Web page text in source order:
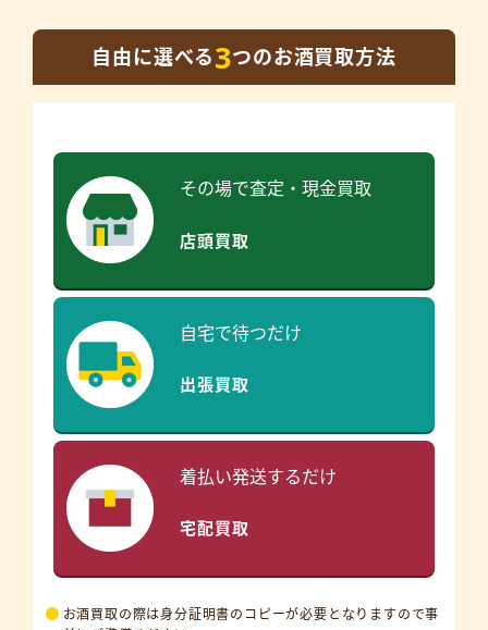
自由に選べる3つのお酒買取方法
その場で査定・現金買取
店頭買取
自宅で待つだけ
出張買取
着払い発送するだけ
宅配買取
お酒買取の際は身分証明書のコピーが必要となりますので事